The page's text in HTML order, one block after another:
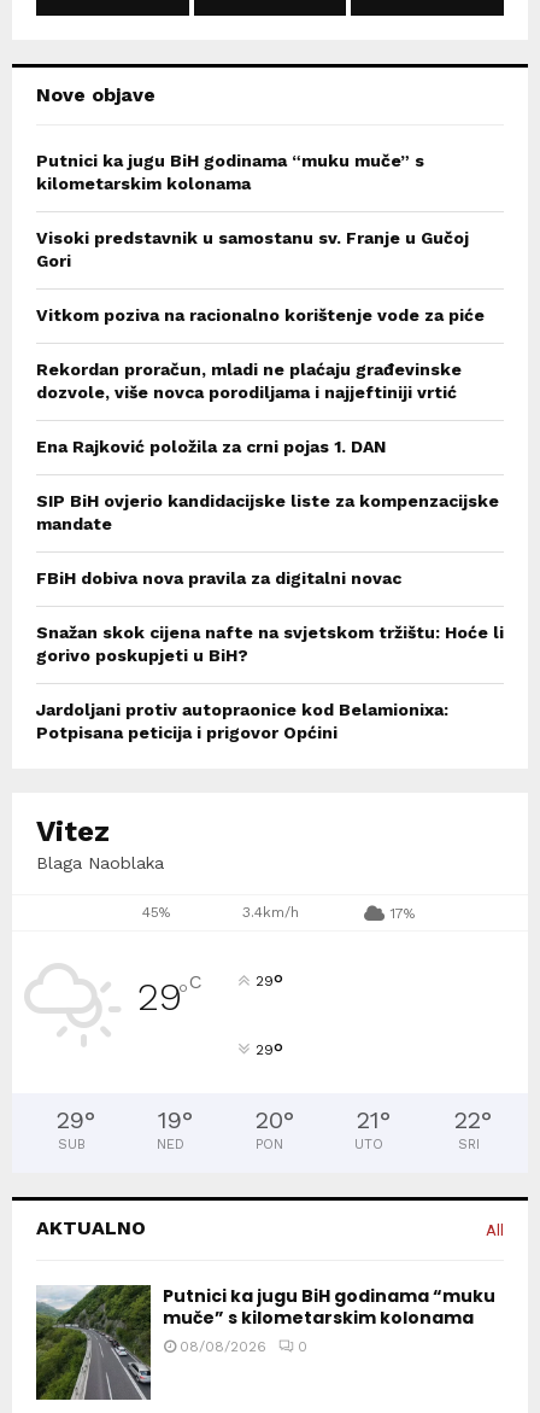
Nove objave
Putnici ka jugu BiH godinama “muku muče” s
kilometarskim kolonama
Visoki predstavnik u samostanu sv. Franje u Gučoj
Gori
Vitkom poziva na racionalno korištenje vode za piće
Rekordan proračun, mladi ne plaćaju građevinske
dozvole, više novca porodiljama i najjeftiniji vrtić
Ena Rajković položila za crni pojas 1. DAN
SIP BiH ovjerio kandidacijske liste za kompenzacijske
mandate
FBiH dobiva nova pravila za digitalni novac
Snažan skok cijena nafte na svjetskom tržištu: Hoće li
gorivo poskupjeti u BiH?
Jardoljani protiv autopraonice kod Belamionixa:
Potpisana peticija i prigovor Općini
Vitez
Blaga Naoblaka
45% 3.4km/h 17%
29°C 29°
29°
29°
SUB
19°
NED
20°
PON
21°
UTO
22°
SRI
AKTUALNO All
Putnici ka jugu BiH godinama “muku
muče” s kilometarskim kolonama
08/08/2026 0